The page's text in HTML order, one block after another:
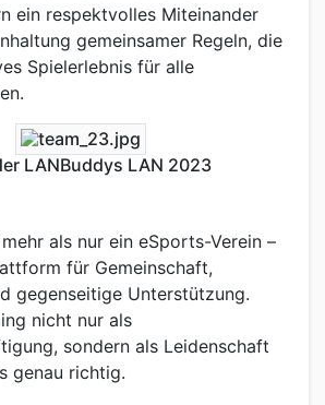
ein respektvolles Miteinander
gemeinsamer Regeln, die
Spielerlebnis für alle
LANBuddys LAN 2023
als nur ein eSports-Verein –
für Gemeinschaft,
gegenseitige Unterstützung.
nicht nur als
sondern als Leidenschaft
genau richtig.